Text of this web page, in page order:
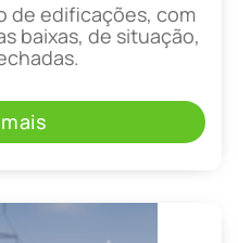
de edificações, com
baixas, de situação,